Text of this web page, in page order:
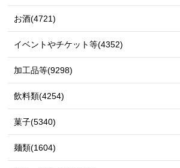
お酒(4721)
イベントやチケット等(4352)
加工品等(9298)
飲料類(4254)
菓子(5340)
麺類(1604)